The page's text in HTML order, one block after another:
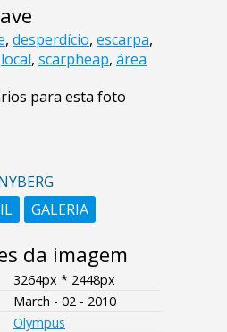
, desperdício, escarpa,
local, scarpheap, área
para esta foto
GALERIA
da imagem
3264px * 2448px
March - 02 - 2010
Olympus